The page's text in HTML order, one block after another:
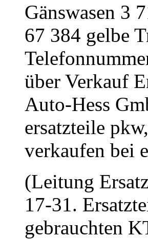
Gänswasen 3
67 384 gelbe
über Verkauf
Auto-Hess
ersatzteile
verkaufen bei
(Leitung
17-31.
gebrauchten